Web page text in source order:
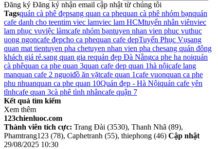
Đăng ký Đăng ký nhận email cập nhật từ chúng tôi
Tagsquán cà phê đẹpsang quan ca phequan cà phê nhóm bạnquán
cafe danh cho teentim viec lamviec lam HCMtuyển nhân viênviec
lam phục vụviệc làmcafe nhóm bạntuyen nhan vien phuc vuthuc
uong ngoncafe đẹpcho ca phequan cafe depTuyển Phục Vụsang
quan mat tientuyen pha chetuyen nhan vien pha chesang quán đông
khách giá rẻ.sang quan gia requán đẹp Đà Nẵngca phe ha noiquán
cà phêquan ca phe quan 3quan cafe dep quan 1hà nộicafe lang
manquan cafe 2 nguoiđồ ăn vặtcafe quan 1cafe vuonquan ca phe
phu nhuanquan ca phe quan 10Quán đẹp - Hà Nộiquán cafe yên
tĩnhcafe quan 3cà phê tình nhâncafe quận 7
Kết quả tìm kiếm
Xem thêm
123chienluoc.com
Thành viên tích cực: Trang Đài (3530), Thanh Nhã (89),
Phamtrang123 (78), Caphetranh (55), thiephong (46) Cập nhật
29/08/2025 10:30